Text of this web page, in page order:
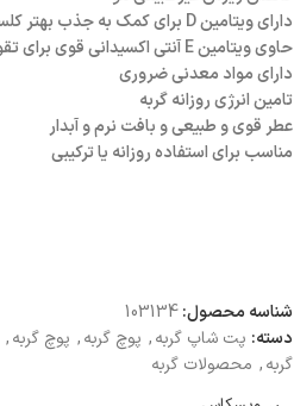
دارای ویتامین D برای کمک به جذب بهتر کلسیم و تقویت استخوان‌ها
حاوی ویتامین E آنتی اکسیدانی قوی برای تقویت سیستم ایمنی بدن
دارای مواد معدنی ضروری
تامین انرژی روزانه گربه
عطر قوی و طبیعی و بافت نرم و آبدار
مناسب برای استفاده روزانه یا ترکیبی
شناسه محصول:103134
دسته: پت شاپ گربه, پوچ گربه, پوچ گربه,
گربه, محصولات گربه